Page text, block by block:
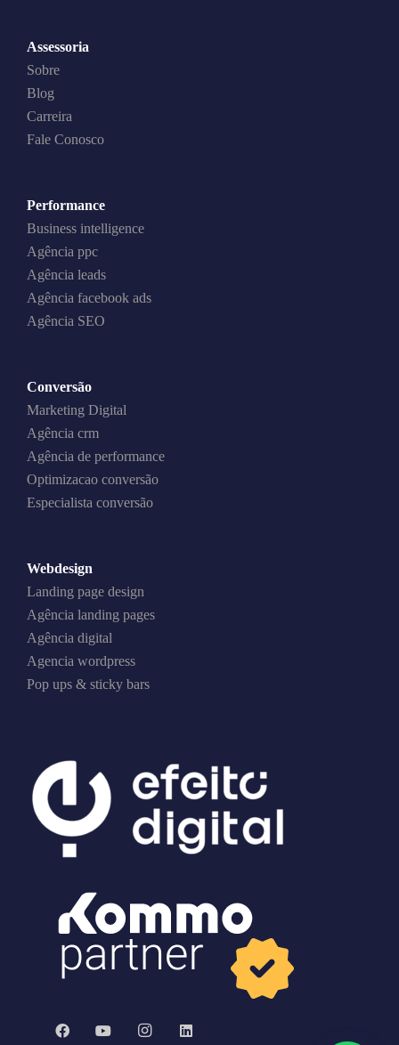
Assessoria
Sobre
Blog
Carreira
Fale Conosco
Performance
Business intelligence
Agência ppc
Agência leads
Agência facebook ads
Agência SEO
Conversão
Marketing Digital
Agência crm
Agência de performance
Optimizacao conversão
Especialista conversão
Webdesign
Landing page design
Agência landing pages
Agência digital
Agencia wordpress
Pop ups & sticky bars